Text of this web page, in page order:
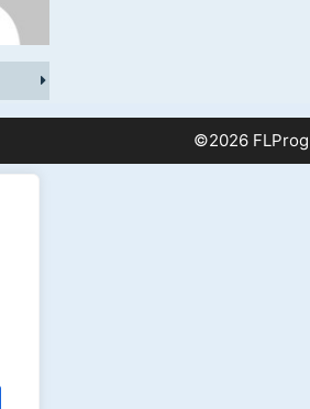
©2026 FLProg